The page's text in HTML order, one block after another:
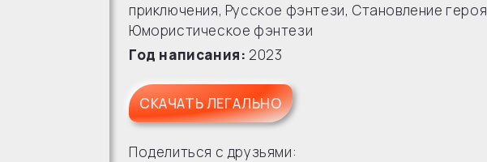
приключения, Русское фэнтези, Становление героя
Юмористическое фэнтези
Год написания: 2023
СКАЧАТЬ ЛЕГАЛЬНО
Поделиться с друзьями: